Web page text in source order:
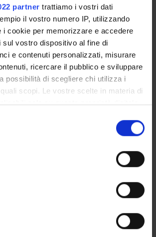
partner trattiamo i vostri dati
il vostro numero IP, utilizzando
i cookie per memorizzare e accedere
sul vostro dispositivo al fine di
e contenuti personalizzati, misurare
ricercare il pubblico e sviluppare
possibilità di scegliere chi utilizza i
scopi. Le vostre scelte in materia di
solo su questa proprietà digitale
il proprio consenso in qualsiasi
sui cookie o facendo clic
informazioni sulla tua posizione
con un'approssimazione di qualche
il tuo dispositivo, scansionandolo
and Admission Requirements
Specialisation in
profitto teorico-pratico